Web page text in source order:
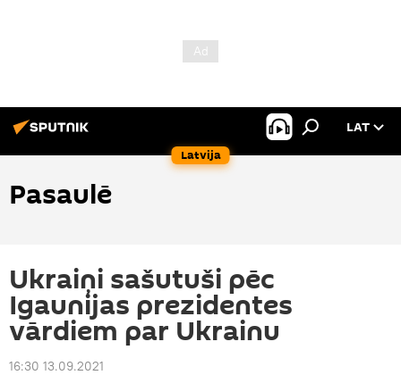
Latvija
LAT
Pasaulē
Ukraiņi sašutuši pēc
Igaunijas prezidentes
vārdiem par Ukrainu
16:30 13.09.2021